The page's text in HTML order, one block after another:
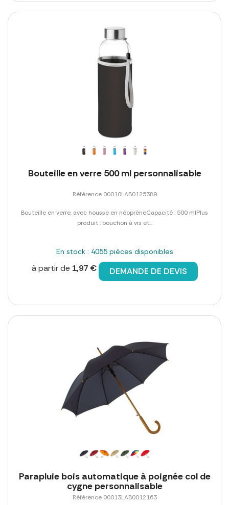
Bouteille en verre 500 ml personnalisable
Référence 00010LAB0125389
Bouteille en verre, avec housse en néoprèneCapacité : 500 mlPlus
produit : bouchon à vis et...
En stock : 4055 pièces disponibles
à partir de 1,97 € DEMANDE DE DEVIS
Parapluie bois automatique à poignée col de
cygne personnalisable
Référence 00013LAB0012163